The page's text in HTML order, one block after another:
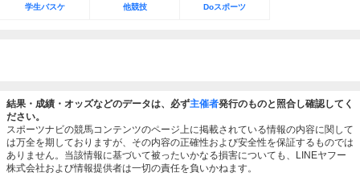
学生バスケ 他競技 Doスポーツ
結果・成績・オッズなどのデータは、必ず主催者発行のものと照合し確認してく
ださい。
スポーツナビの競馬コンテンツのページ上に掲載されている情報の内容に関して
は万全を期しておりますが、その内容の正確性および安全性を保証するものでは
ありません。当該情報に基づいて被ったいかなる損害についても、LINEヤフー
株式会社および情報提供者は一切の責任を負いかねます。